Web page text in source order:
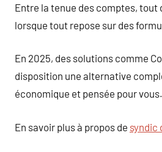
Entre la tenue des comptes, tout
lorsque tout repose sur des
En 2025, des solutions comme
disposition une alternative
économique et pensée pour vous.
En savoir plus à propos de syndic